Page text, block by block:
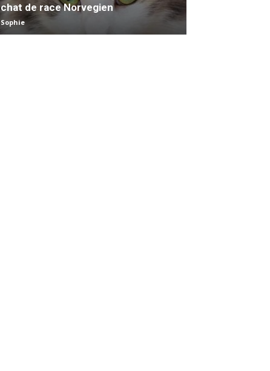
chat de race Norvegien
Sophie